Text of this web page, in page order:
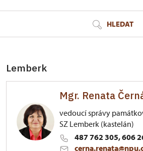
HLEDAT
Lemberk
Mgr. Renata
vedoucí správy
SZ Lemberk (kastelán)
487 762 305, 606